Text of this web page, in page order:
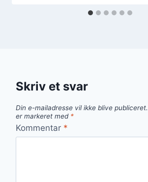
Skriv et svar
Din e-mailadresse vil ikke blive publiceret.
er markeret med *
Kommentar *